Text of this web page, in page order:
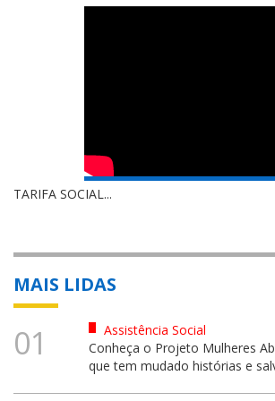
TARIFA SOCIAL...
MAIS LIDAS
01
Assistência Social
Conheça o Projeto Mulheres
que tem mudado histórias e